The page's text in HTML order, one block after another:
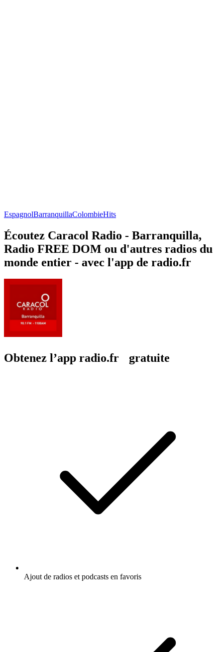
EspagnolBarranquillaColombieHits
Écoutez Caracol Radio - Barranquilla,
Radio FREE DOM ou d'autres radios du
monde entier - avec l'app de radio.fr
Obtenez l’app radio.fr gratuite
Ajout de radios et podcasts en favoris